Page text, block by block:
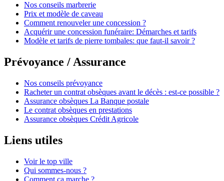
Nos conseils marbrerie
Prix et modèle de caveau
Comment renouveler une concession ?
Acquérir une concession funéraire: Démarches et tarifs
Modèle et tarifs de pierre tombales: que faut-il savoir ?
Prévoyance / Assurance
Nos conseils prévoyance
Racheter un contrat obsèques avant le décès : est-ce possible ?
Assurance obsèques La Banque postale
Le contrat obsèques en prestations
Assurance obsèques Crédit Agricole
Liens utiles
Voir le top ville
Qui sommes-nous ?
Comment ça marche ?